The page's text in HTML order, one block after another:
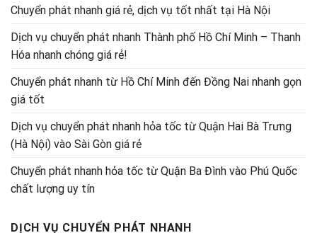
Chuyển phát nhanh giá rẻ, dịch vụ tốt nhất tại Hà Nội
Dịch vụ chuyển phát nhanh Thành phố Hồ Chí Minh – Thanh
Hóa nhanh chóng giá rẻ!
Chuyển phát nhanh từ Hồ Chí Minh đến Đồng Nai nhanh gọn
giá tốt
Dịch vụ chuyển phát nhanh hỏa tốc từ Quận Hai Bà Trưng
(Hà Nội) vào Sài Gòn giá rẻ
Chuyển phát nhanh hỏa tốc từ Quận Ba Đình vào Phú Quốc
chất lượng uy tín
DỊCH VỤ CHUYỂN PHÁT NHANH